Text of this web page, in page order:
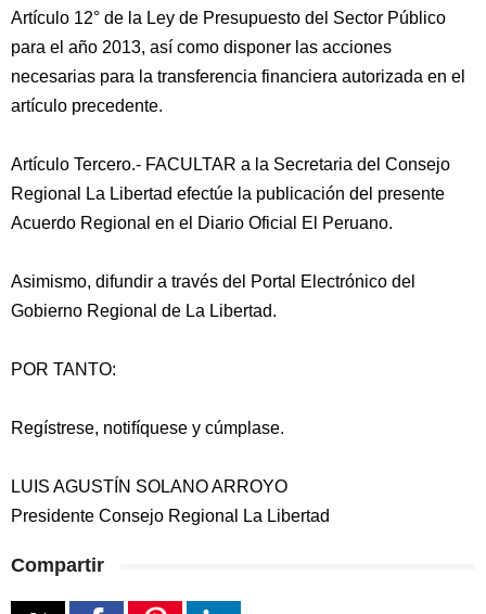
Artículo 12° de la Ley de Presupuesto del Sector Público
para el año 2013, así como disponer las acciones
necesarias para la transferencia financiera autorizada en el
artículo precedente.
Artículo Tercero.- FACULTAR a la Secretaria del Consejo
Regional La Libertad efectúe la publicación del presente
Acuerdo Regional en el Diario Oficial El Peruano.
Asimismo, difundir a través del Portal Electrónico del
Gobierno Regional de La Libertad.
POR TANTO:
Regístrese, notifíquese y cúmplase.
LUIS AGUSTÍN SOLANO ARROYO
Presidente Consejo Regional La Libertad
Compartir